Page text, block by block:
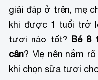
giải đáp ở trên, mẹ
khi được 1 tuổi trở
tươi nào tốt? Bé 8
cân? Mẹ nên nắm
khi chọn sữa tươi